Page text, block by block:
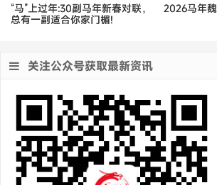
“马”上过年:30副马年新春对联，
总有一副适合你家门楣!
2026马年
关注公众号获取最新资讯